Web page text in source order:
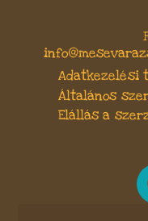
Adatkezelési
Általános
Elállás a